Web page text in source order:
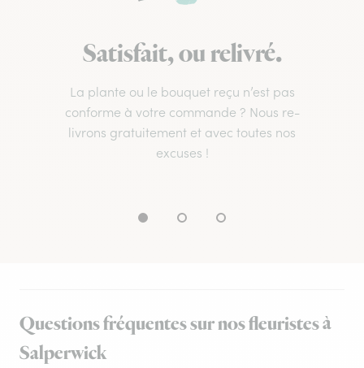
Satisfait, ou relivré.
La plante ou le bouquet reçu n’est pas
conforme à votre commande ? Nous re-
livrons gratuitement et avec toutes nos
excuses !
Questions fréquentes sur nos fleuristes à
Salperwick